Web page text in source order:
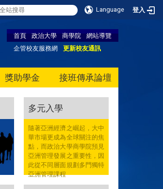
Language 登入
首頁 政治大學 商學院
網站導覽
企管校友服務網
更新校友通訊
獎助學金 接班傳承論壇
多元入學
隨著亞洲經濟之崛起，大中
華市場更成為全球關注的焦
點，而政治大學商學院預見
亞洲管理發展之重要性，因
此從不同層面規劃多門獨特
亞洲管理課程